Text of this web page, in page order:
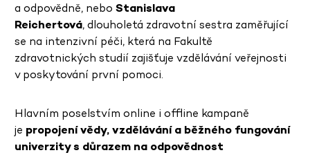
a odpovědně, nebo Stanislava
Reichertová, dlouholetá zdravotní sestra zaměřující
se na intenzivní péči, která na Fakultě
zdravotnických studií zajišťuje vzdělávání veřejnosti
v poskytování první pomoci.
Hlavním poselstvím online i offline kampaně
je propojení vědy, vzdělávání a běžného fungování
univerzity s důrazem na odpovědnost